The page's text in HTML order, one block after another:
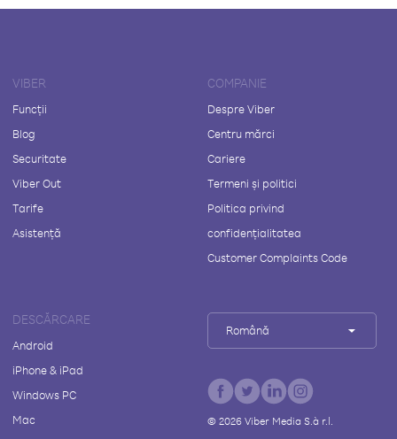
VIBER
Funcții
Blog
Securitate
Viber Out
Tarife
Asistență
COMPANIE
Despre Viber
Centru mărci
Cariere
Termeni și politici
Politica privind
confidențialitatea
Customer Complaints Code
DESCĂRCARE
Android
iPhone & iPad
Windows PC
Mac
Română
© 2026Viber Media S.à r.l.